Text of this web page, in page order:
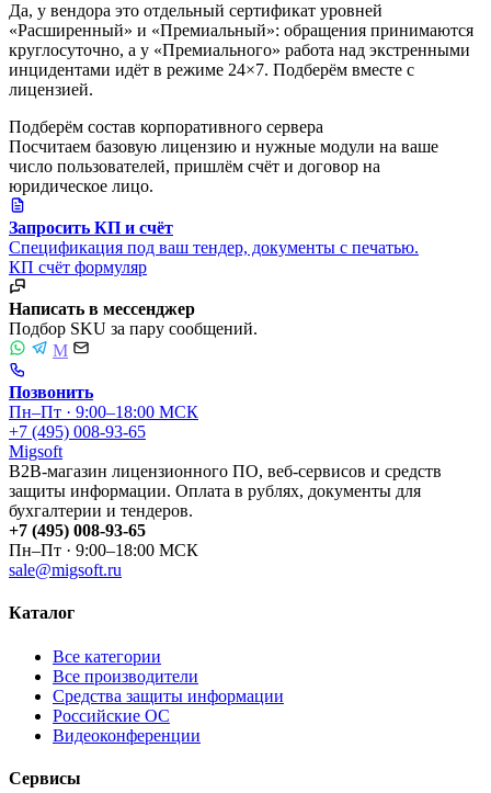
Да, у вендора это отдельный сертификат уровней
«Расширенный» и «Премиальный»: обращения принимаются
круглосуточно, а у «Премиального» работа над экстренными
инцидентами идёт в режиме 24×7. Подберём вместе с
лицензией.
Подберём состав корпоративного сервера
Посчитаем базовую лицензию и нужные модули на ваше
число пользователей, пришлём счёт и договор на
юридическое лицо.
Запросить КП и счёт
Спецификация под ваш тендер, документы с печатью.
КП счёт формуляр
Написать в мессенджер
Подбор SKU за пару сообщений.
M
Позвонить
Пн–Пт · 9:00–18:00 МСК
+7 (495) 008-93-65
Migsoft
B2B-магазин лицензионного ПО, веб-сервисов и средств
защиты информации. Оплата в рублях, документы для
бухгалтерии и тендеров.
+7 (495) 008-93-65
Пн–Пт · 9:00–18:00 МСК
sale@migsoft.ru
Каталог
Все категории
Все производители
Средства защиты информации
Российские ОС
Видеоконференции
Сервисы